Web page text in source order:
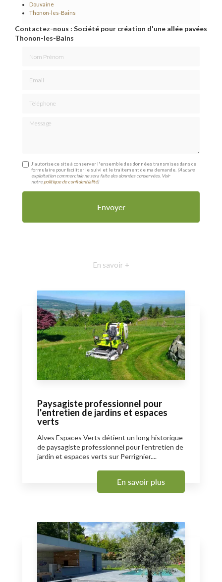
Douvaine
Thonon-les-Bains
Contactez-nous : Société pour création d'une allée pavées
Thonon-les-Bains
Message
J'autorise ce site à conserver l'ensemble des données transmises dans ce
formulaire pour faciliter le suivi et le traitement de ma demande. (Aucune
exploitation commerciale ne sera faite des données conservées. Voir
notrepolitique de confidentialité)
En savoir +
Paysagiste professionnel pour
l'entretien de jardins et espaces
verts
Alves Espaces Verts détient un long historique
de paysagiste professionnel pour l'entretien de
jardin et espaces verts sur Perrignier....
En savoir plus